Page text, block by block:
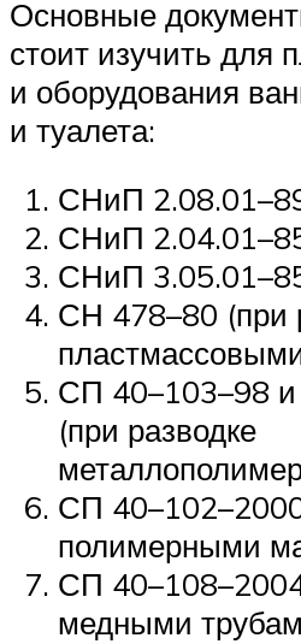
Основные
стоит изучить для
и оборудования
и туалета:
СНиП
СНиП
СНиП
СН 478–80 (при
СП 40–103–98
(при разводке
СП
полимерными
СП
медными